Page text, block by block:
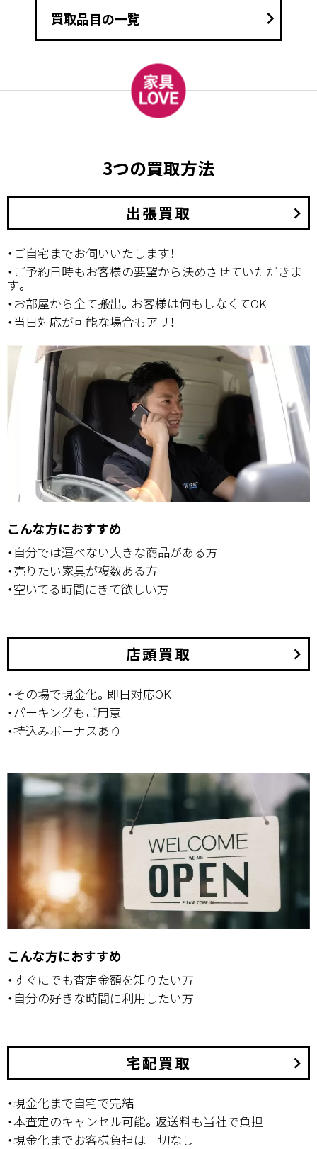
買取品目の一覧 keyboard_arrow_right
3つの買取方法
出張買取 keyboard_arrow_right
・ご自宅までお伺いいたします！
・ご予約日時もお客様の要望から決めさせていただきま
す。
・お部屋から全て搬出。お客様は何もしなくてOK
・当日対応が可能な場合もアリ！
こんな方におすすめ
・自分では運べない大きな商品がある方
・売りたい家具が複数ある方
・空いてる時間にきて欲しい方
店頭買取 keyboard_arrow_right
・その場で現金化。即日対応OK
・パーキングもご用意
・持込みボーナスあり
こんな方におすすめ
・すぐにでも査定金額を知りたい方
・自分の好きな時間に利用したい方
宅配買取 keyboard_arrow_right
・現金化まで自宅で完結
・本査定のキャンセル可能。返送料も当社で負担
・現金化までお客様負担は一切なし